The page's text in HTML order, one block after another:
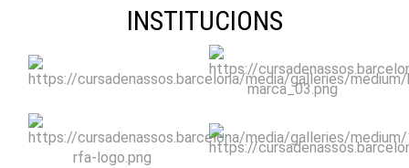
INSTITUCIONS